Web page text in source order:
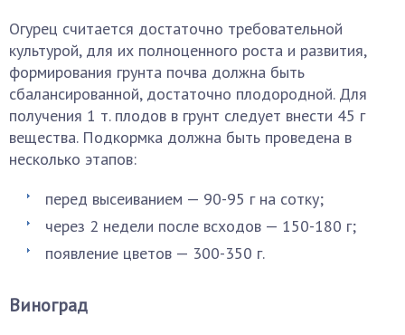
Огурец считается достаточно требовательной
культурой, для их полноценного роста и развития,
формирования грунта почва должна быть
сбалансированной, достаточно плодородной. Для
получения 1 т. плодов в грунт следует внести 45 г
вещества. Подкормка должна быть проведена в
несколько этапов:
перед высеиванием — 90-95 г на сотку;
через 2 недели после всходов — 150-180 г;
появление цветов — 300-350 г.
Виноград